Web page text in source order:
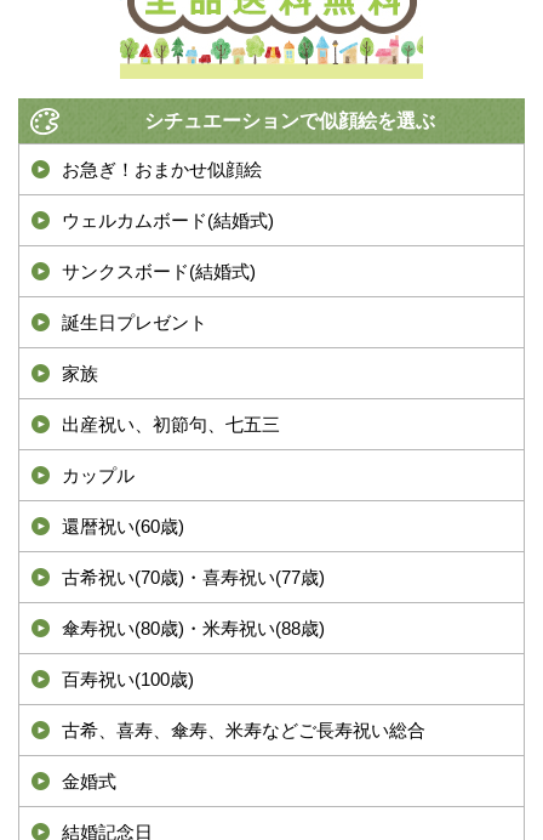
シチュエーションで似顔絵を選ぶ
お急ぎ！おまかせ似顔絵
ウェルカムボード(結婚式)
サンクスボード(結婚式)
誕生日プレゼント
家族
出産祝い、初節句、七五三
カップル
還暦祝い(60歳)
古希祝い(70歳)・喜寿祝い(77歳)
傘寿祝い(80歳)・米寿祝い(88歳)
百寿祝い(100歳)
古希、喜寿、傘寿、米寿などご長寿祝い総合
金婚式
結婚記念日